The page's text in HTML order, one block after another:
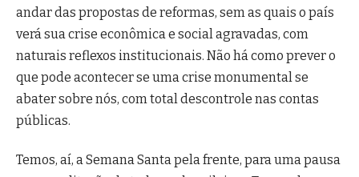
andar das propostas de reformas, sem as quais o país
verá sua crise econômica e social agravadas, com
naturais reflexos institucionais. Não há como prever o
que pode acontecer se uma crise monumental se
abater sobre nós, com total descontrole nas contas
públicas.
Temos, aí, a Semana Santa pela frente, para uma pausa